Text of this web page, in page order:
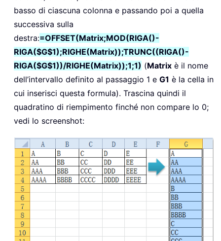
basso di ciascuna colonna e passando poi a quella
successiva sulla
destra:=OFFSET(Matrix;MOD(RIGA()-
RIGA($G$1);RIGHE(Matrix));TRUNC((RIGA()-
RIGA($G$1))/RIGHE(Matrix));1;1) (Matrix è il nome
dell’intervallo definito al passaggio 1 e G1 è la cella in
cui inserisci questa formula). Trascina quindi il
quadratino di riempimento finché non compare lo 0;
vedi lo screenshot: